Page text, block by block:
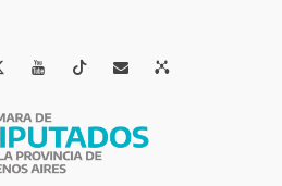
  